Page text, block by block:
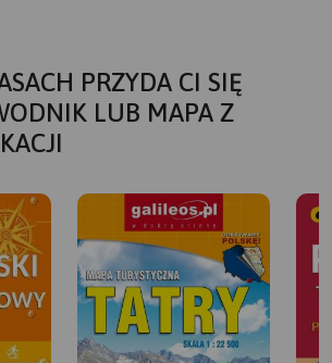
PRZYDA CI SIĘ
LUB MAPA Z